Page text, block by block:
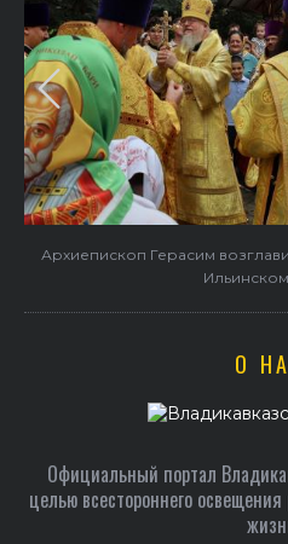
Архиепископ Герасим
О
Официальный портал
целью всестороннего